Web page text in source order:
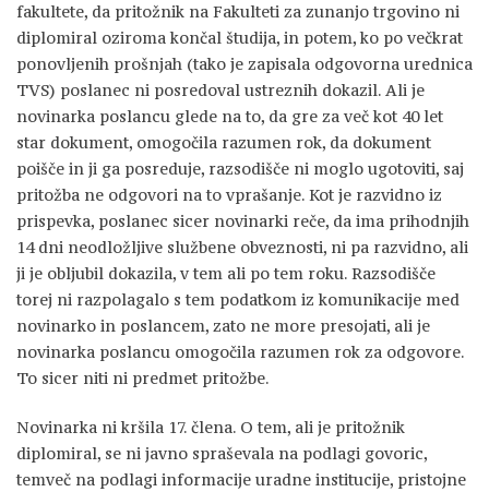
fakultete, da pritožnik na Fakulteti za zunanjo trgovino ni
diplomiral oziroma končal študija, in potem, ko po večkrat
ponovljenih prošnjah (tako je zapisala odgovorna urednica
TVS) poslanec ni posredoval ustreznih dokazil. Ali je
novinarka poslancu glede na to, da gre za več kot 40 let
star dokument, omogočila razumen rok, da dokument
poišče in ji ga posreduje, razsodišče ni moglo ugotoviti, saj
pritožba ne odgovori na to vprašanje. Kot je razvidno iz
prispevka, poslanec sicer novinarki reče, da ima prihodnjih
14 dni neodložljive službene obveznosti, ni pa razvidno, ali
ji je obljubil dokazila, v tem ali po tem roku. Razsodišče
torej ni razpolagalo s tem podatkom iz komunikacije med
novinarko in poslancem, zato ne more presojati, ali je
novinarka poslancu omogočila razumen rok za odgovore.
To sicer niti ni predmet pritožbe.
Novinarka ni kršila 17. člena. O tem, ali je pritožnik
diplomiral, se ni javno spraševala na podlagi govoric,
temveč na podlagi informacije uradne institucije, pristojne